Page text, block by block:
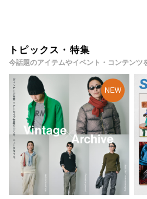
トピックス・特集
今話題のアイテムやイベント・コンテンツ